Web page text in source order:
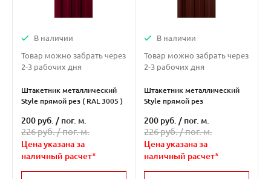
В наличии
Товар можно забрать через
2-3 рабочих дня
Штакетник металлический
Style прямой рез ( RAL 3005 )
200 руб. / пог. м.
226 руб. /пог. м.
Цена указана за
наличный расчет*
В наличии
Товар можно забрать через
2-3 рабочих дня
Штакетник металлический
Style прямой рез
200 руб. / пог. м.
226 руб. /пог. м.
Цена указана за
наличный расчет*